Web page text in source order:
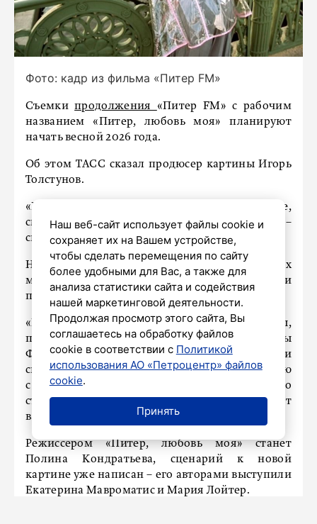
Фото: кадр из фильма «Питер FM»
Съемкипродолжения «Питер FM» с рабочим
названием «Питер, любовь моя» планируют
начать весной 2026 года.
Об этом ТАСС сказал продюсер картины Игорь
Толстунов.
«Где-то май-июнь. Снимать будем в Питере,
смотрим также загородные объекты», –
сказал он.
Новый проект расскажет историю других
молодых героев, которые практически
проходят путь персонажей «Питер FM».
«Но героям оригинальной картины,
персонажам Евгения Цыганова, Екатерины
Федуловой и Иры Рахмановой, мы придумали
свою драматургию в этой истории, связанную
с линией главных героев. Они не просто
статисты. И не родители. Тем не менее сыграют
важную роль в их судьбе», – сказал Толстунов.
Режиссером «Питер, любовь моя» станет
Полина Кондратьева, сценарий к новой
картине уже написан – его авторами выступили
Екатерина Мавроматис и Мария Лойтер.
Наш веб-сайт использует файлы cookie и
сохраняет их на Вашем устройстве,
чтобы сделать перемещения по сайту
более удобными для Вас, а также для
анализа статистики сайта и содействия
нашей маркетинговой деятельности.
Продолжая просмотр этого сайта, Вы
соглашаетесь на обработку файлов
cookie в соответствии с Политикой
использования АО «Петроцентр» файлов
cookie.
Принять